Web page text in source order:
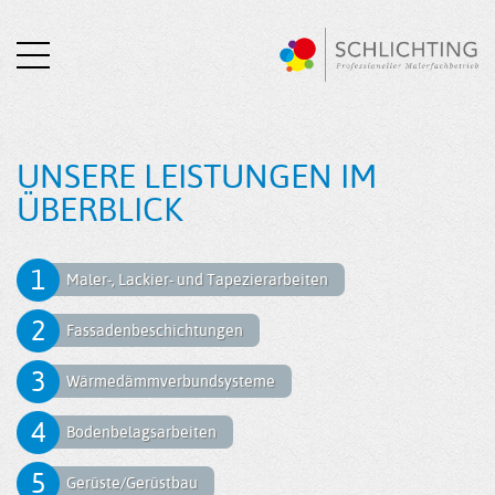
UNSERE LEISTUNGEN IM
ÜBERBLICK
1 Maler-, Lackier- und Tapezierarbeiten
2 Fassadenbeschichtungen
3 Wärmedämmverbundsysteme
4 Bodenbelagsarbeiten
5 Gerüste/Gerüstbau